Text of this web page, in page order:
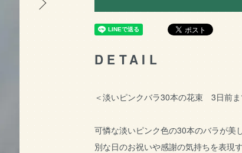
DETAIL
＜淡いピンクバラ30本の花束 3日前ま
可憐な淡いピンク色の30本のバラが美
別な日のお祝いや感謝の気持ちを表現